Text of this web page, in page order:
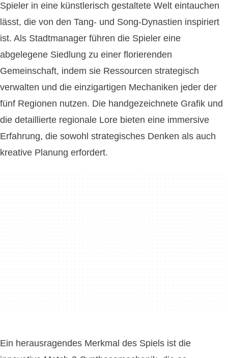
Spieler in eine künstlerisch gestaltete Welt eintauchen
lässt, die von den Tang- und Song-Dynastien inspiriert
ist. Als Stadtmanager führen die Spieler eine
abgelegene Siedlung zu einer florierenden
Gemeinschaft, indem sie Ressourcen strategisch
verwalten und die einzigartigen Mechaniken jeder der
fünf Regionen nutzen. Die handgezeichnete Grafik und
die detaillierte regionale Lore bieten eine immersive
Erfahrung, die sowohl strategisches Denken als auch
kreative Planung erfordert.
Ein herausragendes Merkmal des Spiels ist die